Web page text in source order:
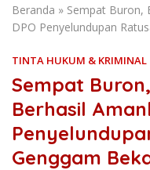
Beranda » Sempat Buron,
DPO Penyelundupan
TINTA HUKUM & KRIMINAL
Sempat
Berhasil
Genggam